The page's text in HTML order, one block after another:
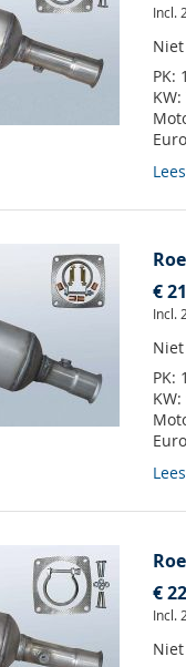
Incl.
PK:
KW:
€
Incl.
PK:
KW:
€
Incl.